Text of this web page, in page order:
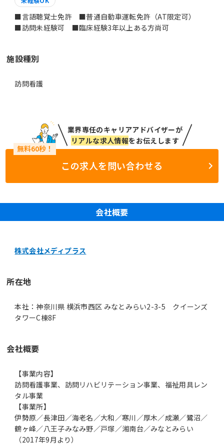
■言語聴覚士免許 ■普通自動車運転免許（AT限定可）
■訪問未経験可 ■臨床経験3年以上ある方尚可
施設種別
訪問看護
業界専任のキャリアアドバイザーが
リアルな求人情報をお伝えします
この求人を問い合わせる
会社概要
株式会社メディプラス
所在地
本社：神奈川県 横浜市西区 みなとみらい2-3-5 クイーンズ
タワーC棟8F
会社概要
【事業内容】
訪問看護事業、訪問リハビリテーション事業、福祉用具レン
タル事業
【事業所】
伊勢原／長津田／海老名／大和／寒川／厚木／成瀬／鷺沼／
鶴ヶ峰／八王子みなみ野／戸塚／湘南台／みなとみらい
（2017年9月より）